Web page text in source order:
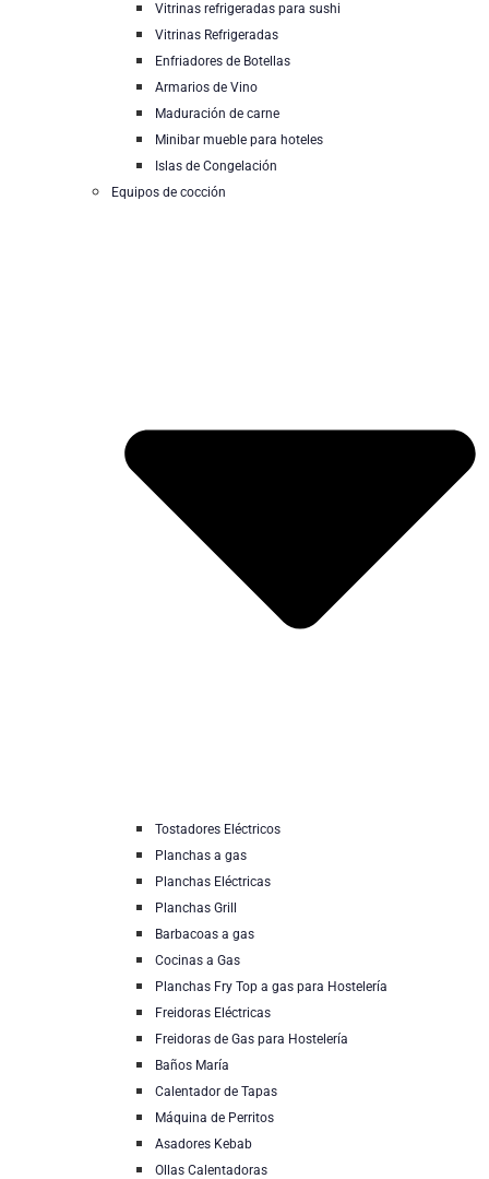
Vitrinas refrigeradas para sushi
Vitrinas Refrigeradas
Enfriadores de Botellas
Armarios de Vino
Maduración de carne
Minibar mueble para hoteles
Islas de Congelación
Equipos de cocción
Tostadores Eléctricos
Planchas a gas
Planchas Eléctricas
Planchas Grill
Barbacoas a gas
Cocinas a Gas
Planchas Fry Top a gas para Hostelería
Freidoras Eléctricas
Freidoras de Gas para Hostelería
Baños María
Calentador de Tapas
Máquina de Perritos
Asadores Kebab
Ollas Calentadoras